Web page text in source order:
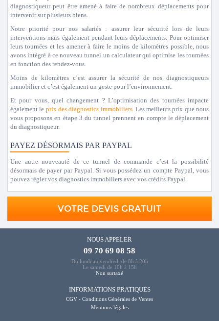
diagnostiqueur peut être amené à faire de nombreux déplacements pour
intervenir sur plusieurs biens.
Notre priorité pour nos salariés : assurer leur sécurité lors de leurs
interventions mais également pendant leurs déplacements. Pour optimiser
leurs tournées et les amener à faire le moins de kilomètres possible, nous
avons intégré à ce nouveau tunnel un calculateur qui optimise les tournées
en fonction des rendez-vous.
Moins de kilomètres c’est assurer la sécurité de nos diagnostiqueurs
immobilier et c’est également un geste pour l’environnement.
Et pour vous, quel changement ? L’optimisation des tournées impacte
également le prix des diagnostics immobiliers. Les meilleurs prix que nous
vous proposons en étape 3 du tunnel prennent en compte le déplacement
du diagnostiqueur.
PAYEZ DÉSORMAIS PAR PAYPAL
Une autre nouveauté de ce tunnel de commande c’est la possibilité
désormais de payer par Paypal. Si vous possédez un compte Paypal, vous
pouvez régler vos diagnostics immobiliers avec vos crédits Paypal.
VOTRE DEVIS GRATUIT
NOUS APPELER
09 70 69 08 58
Du lundi au vendredi de 8h à 20h
Le samedi de 10h à 15h
Non surtaxé
INFORMATIONS PRATIQUES
CGV - Conditions Générales de Ventes
Mentions légales